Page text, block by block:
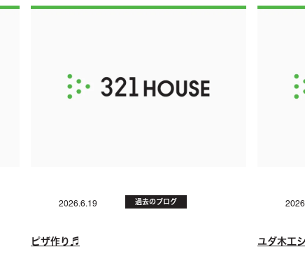
2026.6.19 過去のブログ
ピザ作り♬ ユダ木工